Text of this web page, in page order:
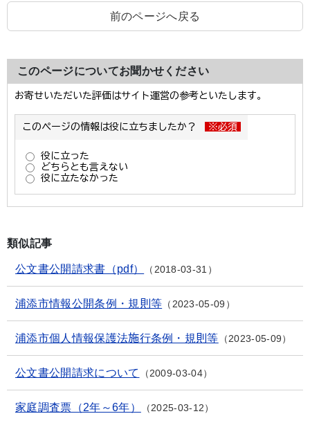
前のページへ戻る
このページについてお聞かせください
類似記事
公文書公開請求書（pdf） 2018-03-31
浦添市情報公開条例・規則等 2023-05-09
浦添市個人情報保護法施行条例・規則等 2023-05-09
公文書公開請求について 2009-03-04
家庭調査票（2年～6年） 2025-03-12